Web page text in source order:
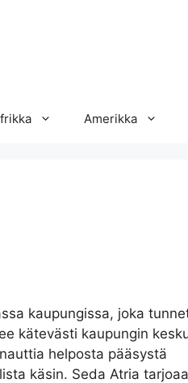
Amerikka
kaupungissa, joka
kätevästi kaupungin
helposta pääsystä
käsin. Seda Atria